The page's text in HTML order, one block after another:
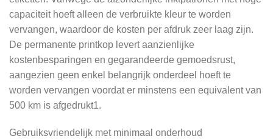
capaciteit hoeft alleen de verbruikte kleur te worden
vervangen, waardoor de kosten per afdruk zeer laag zijn.
De permanente printkop levert aanzienlijke
kostenbesparingen en gegarandeerde gemoedsrust,
aangezien geen enkel belangrijk onderdeel hoeft te
worden vervangen voordat er minstens een equivalent van
500 km is afgedrukt1.
Gebruiksvriendelijk met minimaal onderhoud